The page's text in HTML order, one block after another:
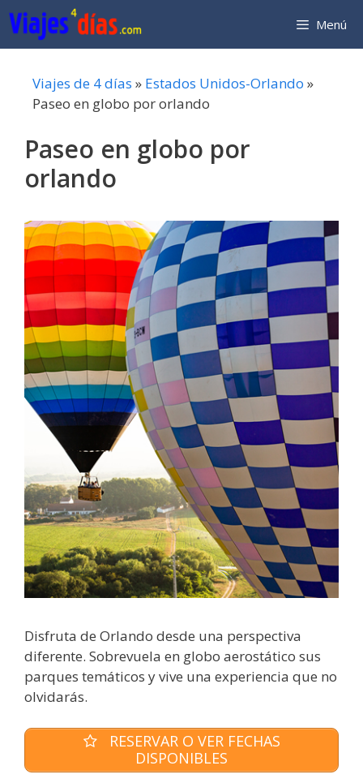
Saltar
al
contenido
Menú
Viajes de 4 días » Estados Unidos-Orlando »
Paseo en globo por orlando
Paseo en globo por
orlando
Disfruta de Orlando desde una perspectiva
diferente. Sobrevuela en globo aerostático sus
parques temáticos y vive una experiencia que no
olvidarás.
RESERVAR O VER FECHAS
DISPONIBLES